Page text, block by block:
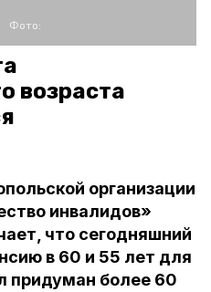
Фото:
возраста
организации
инвалидов»
что сегодняшний
в 60 и 55 лет для
придуман более 60